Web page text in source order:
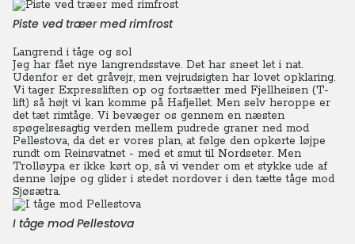
Piste ved træer med rimfrost
Langrend i tåge og sol
Jeg har fået nye langrendsstave. Det har sneet let i nat.
Udenfor er det gråvejr, men vejrudsigten har lovet opklaring.
Vi tager Expressliften op og fortsætter med Fjellheisen (T-
lift) så højt vi kan komme på Hafjellet. Men selv heroppe er
det tæt rimtåge. Vi bevæger os gennem en næsten
spøgelsesagtig verden mellem pudrede graner ned mod
Pellestova, da det er vores plan, at følge den opkørte løjpe
rundt om Reinsvatnet - med et smut til Nordseter. Men
Trolløypa er ikke kørt op, så vi vender om et stykke ude af
denne løjpe og glider i stedet nordover i den tætte tåge mod
Sjøsætra.
I tåge mod Pellestova